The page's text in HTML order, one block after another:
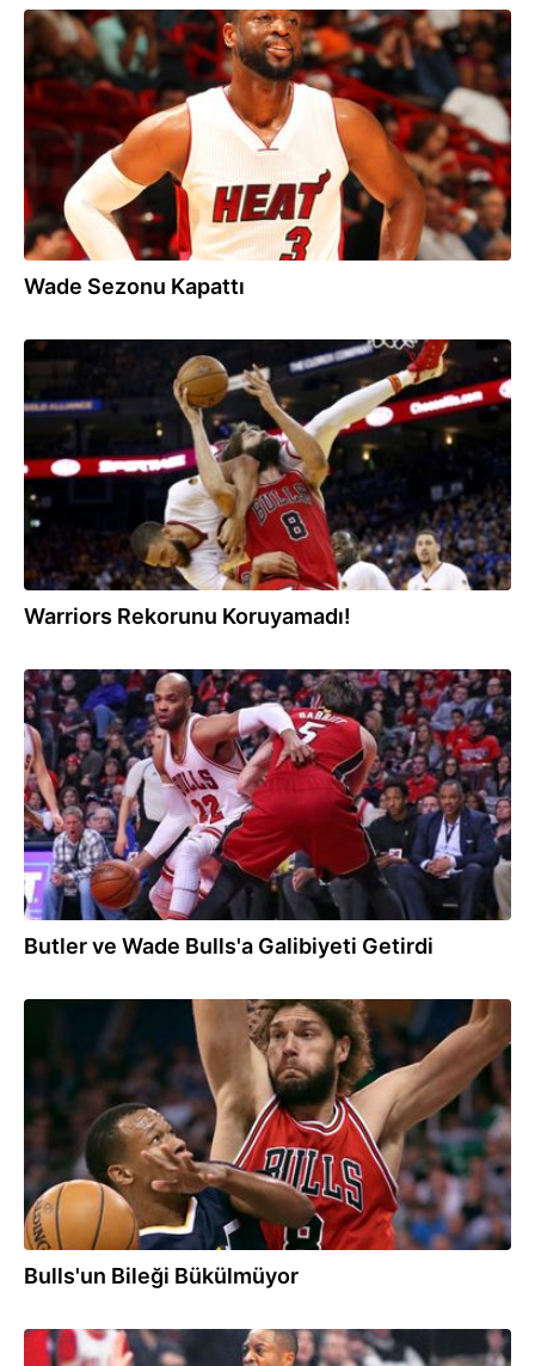
16.03.2017
Wade Sezonu Kapattı
03.03.2017
Warriors Rekorunu Koruyamadı!
26.02.2017
Butler ve Wade Bulls'a Galibiyeti Getirdi
Bulls'un Bileği Bükülmüyor
30.10.2016